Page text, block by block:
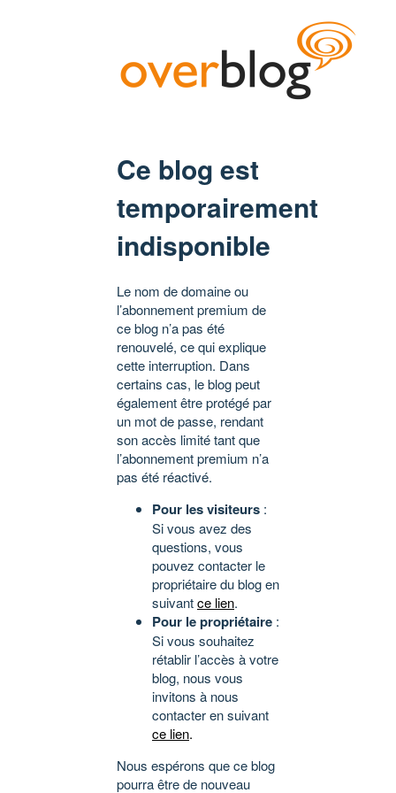
Ce blog est
temporairement
indisponible
Le nom de domaine ou
l’abonnement premium de
ce blog n’a pas été
renouvelé, ce qui explique
cette interruption. Dans
certains cas, le blog peut
également être protégé par
un mot de passe, rendant
son accès limité tant que
l’abonnement premium n’a
pas été réactivé.
Pour les visiteurs :
Si vous avez des
questions, vous
pouvez contacter le
propriétaire du blog en
suivantce lien.
Pour le propriétaire :
Si vous souhaitez
rétablir l’accès à votre
blog, nous vous
invitons à nous
contacter en suivant
ce lien.
Nous espérons que ce blog
pourra être de nouveau